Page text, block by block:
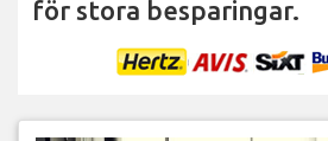
för stora besparingar.